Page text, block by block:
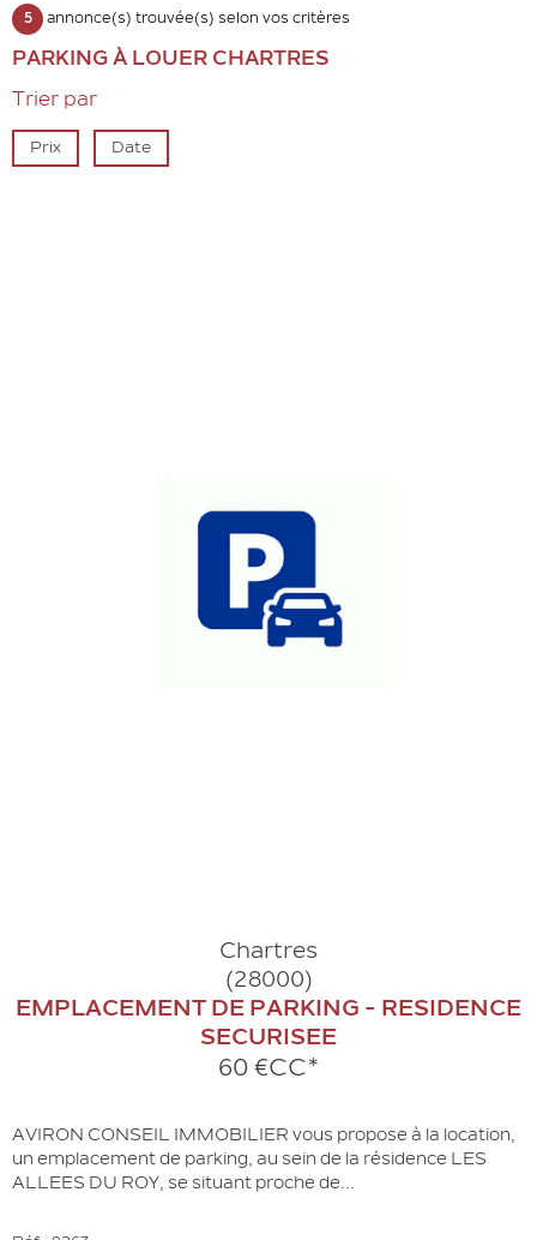
5 annonce(s) trouvée(s) selon vos critères
PARKING À LOUER CHARTRES
Trier par
Prix Date
Chartres
(28000)
EMPLACEMENT DE PARKING - RESIDENCE
SECURISEE
60 €CC*
AVIRON CONSEIL IMMOBILIER vous propose à la location,
un emplacement de parking, au sein de la résidence LES
ALLEES DU ROY, se situant proche de...